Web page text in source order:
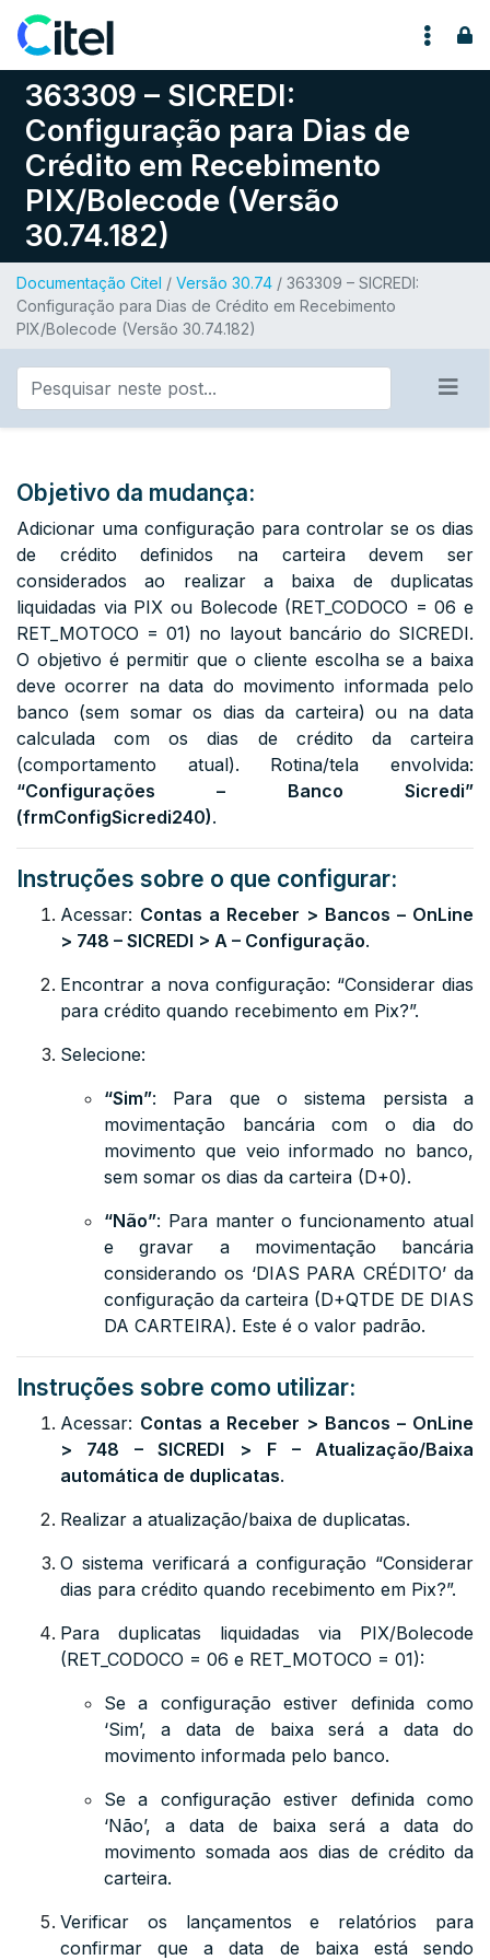
Pular para o conteúdo
363309 – SICREDI:
Configuração para Dias de
Crédito em Recebimento
PIX/Bolecode (Versão
30.74.182)
Documentação Citel / Versão 30.74 / 363309 – SICREDI:
Configuração para Dias de Crédito em Recebimento
PIX/Bolecode (Versão 30.74.182)
Objetivo da mudança:
Adicionar uma configuração para controlar se os dias
de crédito definidos na carteira devem ser
considerados ao realizar a baixa de duplicatas
liquidadas via PIX ou Bolecode (RET_CODOCO = 06 e
RET_MOTOCO = 01) no layout bancário do SICREDI.
O objetivo é permitir que o cliente escolha se a baixa
deve ocorrer na data do movimento informada pelo
banco (sem somar os dias da carteira) ou na data
calculada com os dias de crédito da carteira
(comportamento atual). Rotina/tela envolvida:
“Configurações – Banco Sicredi”
(frmConfigSicredi240).
Instruções sobre o que configurar:
Acessar: Contas a Receber > Bancos – OnLine
> 748 – SICREDI > A – Configuração.
Encontrar a nova configuração: “Considerar dias
para crédito quando recebimento em Pix?”.
Selecione:
“Sim”: Para que o sistema persista a
movimentação bancária com o dia do
movimento que veio informado no banco,
sem somar os dias da carteira (D+0).
“Não”: Para manter o funcionamento atual
e gravar a movimentação bancária
considerando os ‘DIAS PARA CRÉDITO’ da
configuração da carteira (D+QTDE DE DIAS
DA CARTEIRA). Este é o valor padrão.
Instruções sobre como utilizar:
Acessar: Contas a Receber > Bancos – OnLine
> 748 – SICREDI >
F – Atualização/Baixa
automática de duplicatas.
Realizar a atualização/baixa de duplicatas.
O sistema verificará a configuração “Considerar
dias para crédito quando recebimento em Pix?”.
Para duplicatas liquidadas via PIX/Bolecode
(RET_CODOCO = 06 e RET_MOTOCO = 01):
Se a configuração estiver definida como
‘Sim’, a data de baixa será a data do
movimento informada pelo banco.
Se a configuração estiver definida como
‘Não’, a data de baixa será a data do
movimento somada aos dias de crédito da
carteira.
Verificar os lançamentos e relatórios para
confirmar que a data de baixa está sendo